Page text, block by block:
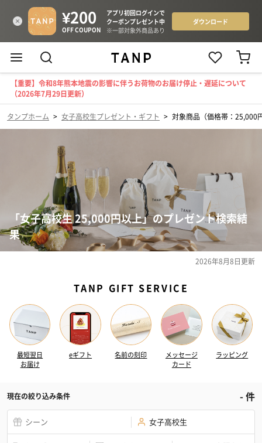
【重要】令和8年熊本地震の影響に伴うお荷物のお届け停止・遅延について
（2026年7月29日更新）
タンプホーム > 女子高校生プレゼント・ギフト > 対象商品（価格帯：25,000
「女子高校生 25,000円以上」のプレゼント検索結
果
2026年8月8日更新
TANP GIFT SERVICE
最短翌日
お届け
eギフト 名前の刻印
メッセージ
カード
ラッピング
現在の絞り込み条件 -件
シーン 女子高校生